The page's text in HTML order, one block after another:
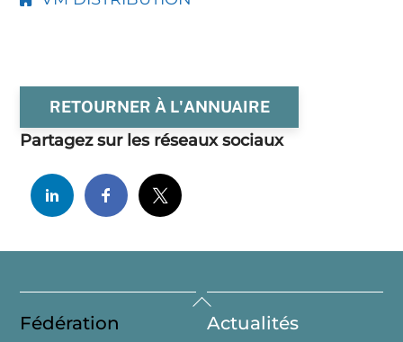
RETOURNER À L'ANNUAIRE
Partagez sur les réseaux sociaux
Back
To
Fédération Actualités